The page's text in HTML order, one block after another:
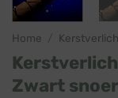
Home
Zwart snoer